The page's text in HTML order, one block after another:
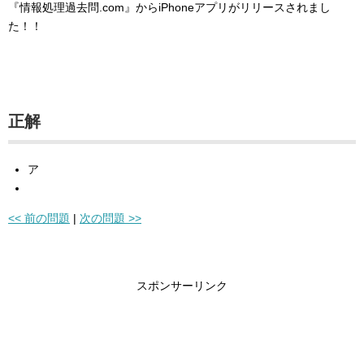
『情報処理過去問.com』からiPhoneアプリがリリースされまし
た！！
正解
ア
<< 前の問題 | 次の問題 >>
スポンサーリンク